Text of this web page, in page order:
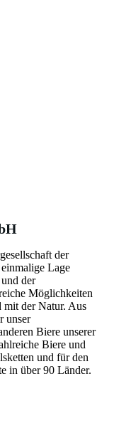
der
Lage
der
Möglichkeiten
mit der Natur. Aus
unser
Biere unserer
Biere und
und für den
in über 90 Länder.